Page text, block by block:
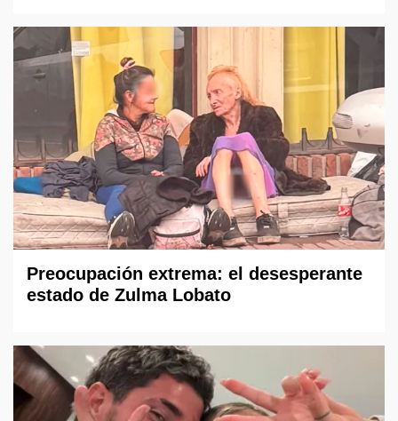
Preocupación extrema: el desesperante
estado de Zulma Lobato